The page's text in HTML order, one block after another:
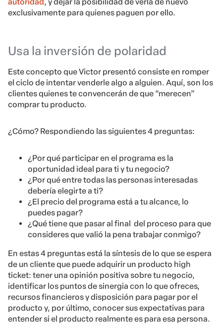
autoridad, y dejar la posibilidad de verla de nuevo
exclusivamente para quienes paguen por ello.
Usa la inversión de polaridad
Este concepto que Victor presentó consiste en romper
el ciclo de intentar venderle algo a alguien. Aquí, son los
clientes quienes te convencerán de que “merecen”
comprar tu producto.
¿Cómo? Respondiendo las siguientes 4 preguntas:
¿Por qué participar en el programa es la
oportunidad ideal para ti y tu negocio?
¿Por qué entre todas las personas interesadas
debería elegirte a ti?
¿El precio del programa está a tu alcance, lo
puedes pagar?
¿Qué tiene que pasar al final del proceso para que
consideres que valió la pena trabajar conmigo?
En estas 4 preguntas está la síntesis de lo que se espera
de un cliente que puede adquirir un producto high
ticket: tener una opinión positiva sobre tu negocio,
identificar los puntos de sinergia con lo que ofreces,
recursos financieros y disposición para pagar por el
producto y, por último, conocer sus expectativas para
entender si el producto realmente es para esa persona.